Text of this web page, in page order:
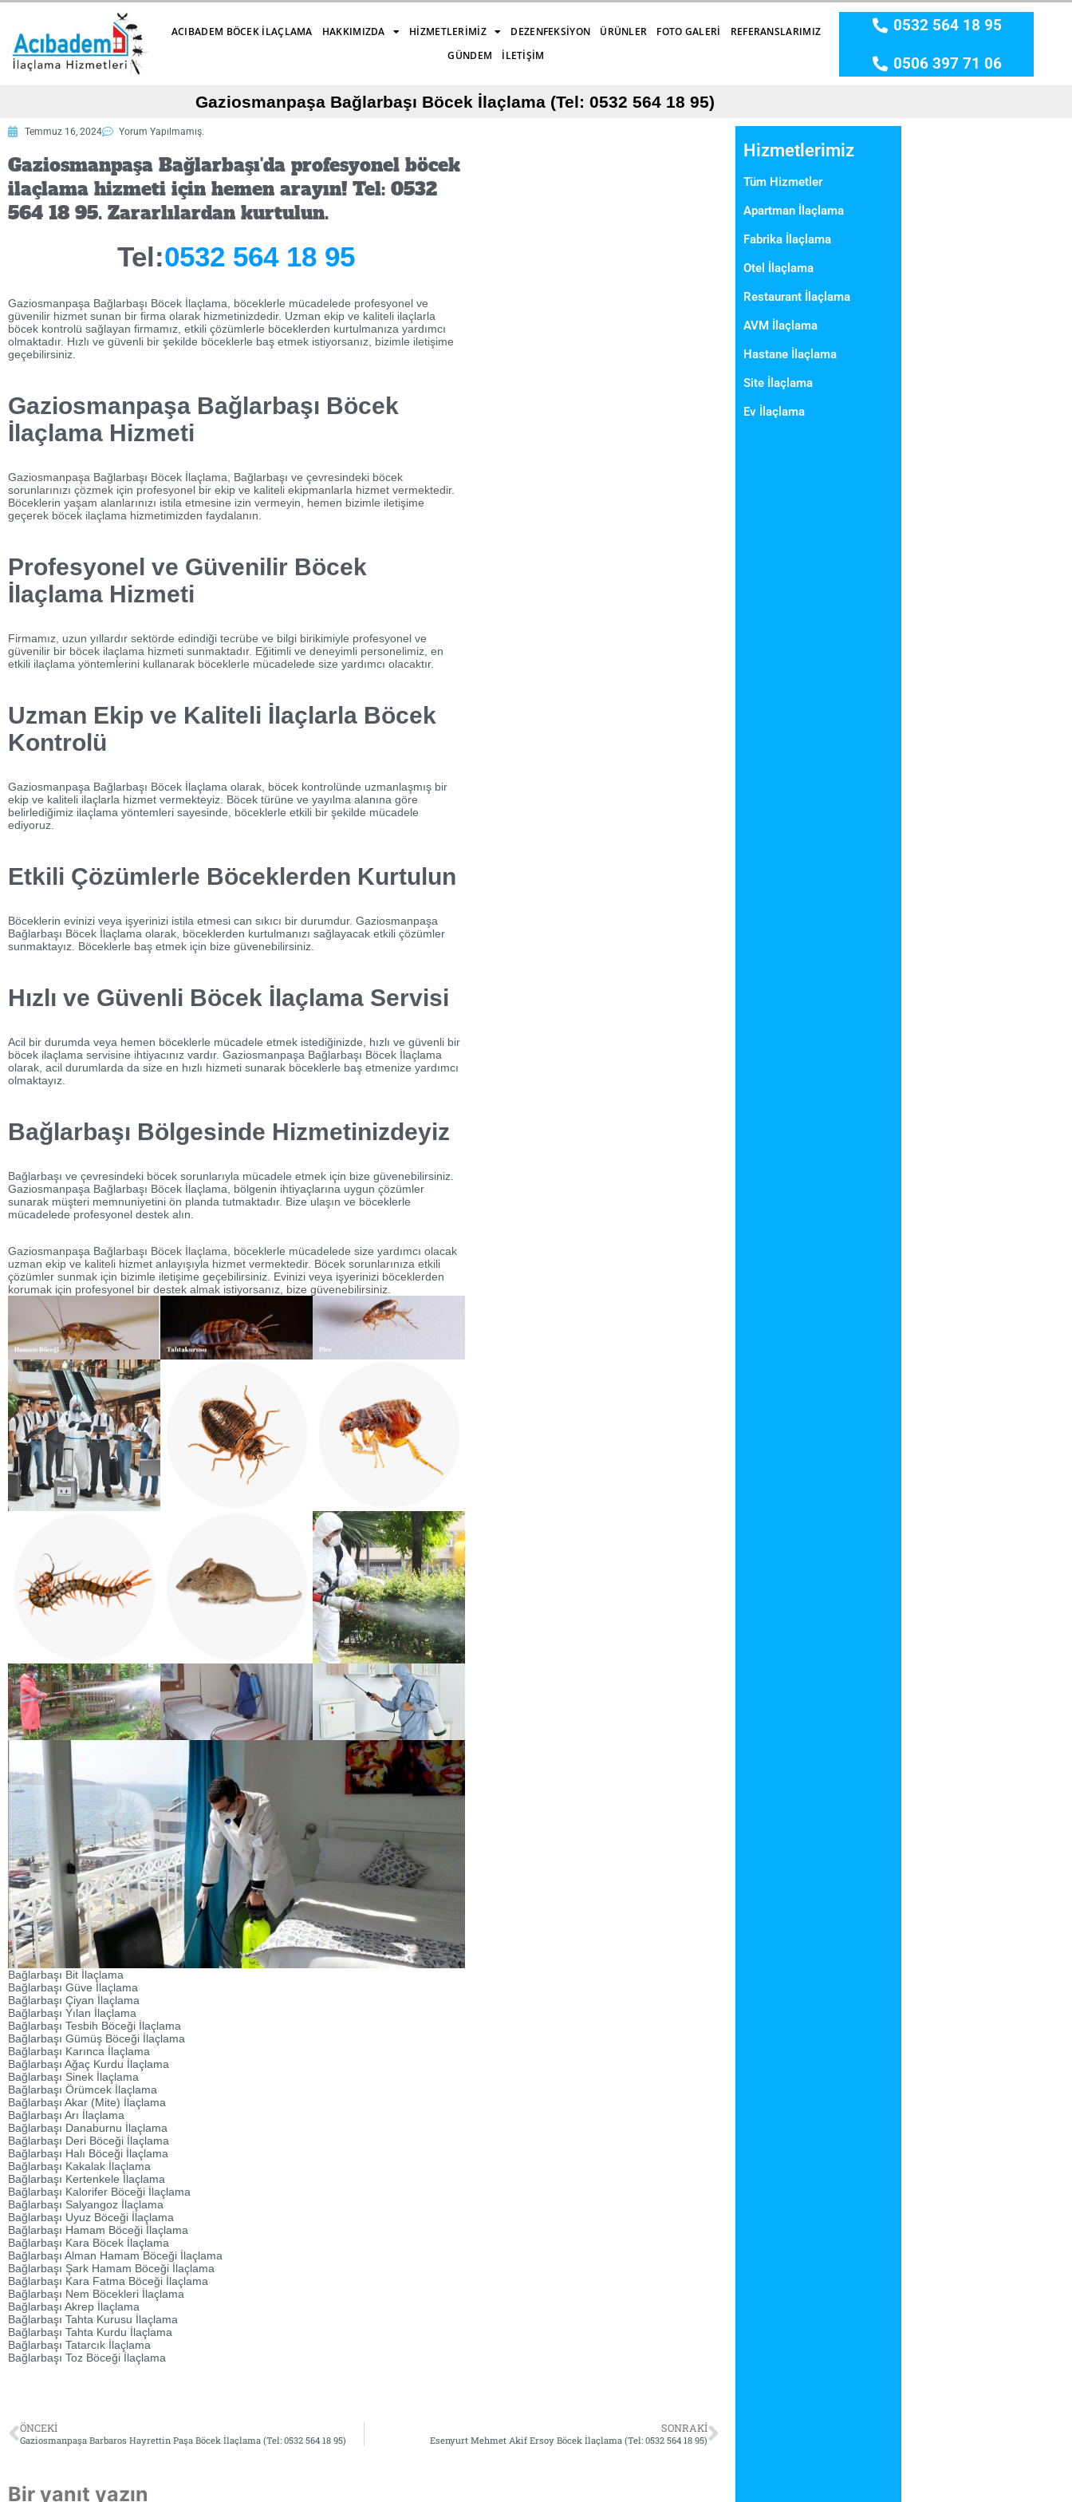
ACIBADEM BÖCEK İLAÇLAMA HAKKIMIZDA HIZMETLERIMIZ DEZENFEKSIYON ÜRÜNLER FOTO GALERI
REFERANSLARIMIZ
GÜNDEM
İLETIŞIM
0532 564 18 95
0506 397 71 06
Gaziosmanpaşa Bağlarbaşı Böcek İlaçlama (Tel: 0532 564 18 95)
Temmuz 16, 2024 Yorum Yapılmamış.
Gaziosmanpaşa Bağlarbaşı'da profesyonel böcek
ilaçlama hizmeti için hemen arayın! Tel: 0532
564 18 95. Zararlılardan kurtulun.
Tel:0532 564 18 95
Gaziosmanpaşa Bağlarbaşı Böcek İlaçlama, böceklerle mücadelede profesyonel ve
güvenilir hizmet sunan bir firma olarak hizmetinizdedir. Uzman ekip ve kaliteli ilaçlarla
böcek kontrolü sağlayan firmamız, etkili çözümlerle böceklerden kurtulmanıza yardımcı
olmaktadır. Hızlı ve güvenli bir şekilde böceklerle baş etmek istiyorsanız, bizimle iletişime
geçebilirsiniz.
Gaziosmanpaşa Bağlarbaşı Böcek
İlaçlama Hizmeti
Gaziosmanpaşa Bağlarbaşı Böcek İlaçlama, Bağlarbaşı ve çevresindeki böcek
sorunlarınızı çözmek için profesyonel bir ekip ve kaliteli ekipmanlarla hizmet vermektedir.
Böceklerin yaşam alanlarınızı istila etmesine izin vermeyin, hemen bizimle iletişime
geçerek böcek ilaçlama hizmetimizden faydalanın.
Profesyonel ve Güvenilir Böcek
İlaçlama Hizmeti
Firmamız, uzun yıllardır sektörde edindiği tecrübe ve bilgi birikimiyle profesyonel ve
güvenilir bir böcek ilaçlama hizmeti sunmaktadır. Eğitimli ve deneyimli personelimiz, en
etkili ilaçlama yöntemlerini kullanarak böceklerle mücadelede size yardımcı olacaktır.
Uzman Ekip ve Kaliteli İlaçlarla Böcek
Kontrolü
Gaziosmanpaşa Bağlarbaşı Böcek İlaçlama olarak, böcek kontrolünde uzmanlaşmış bir
ekip ve kaliteli ilaçlarla hizmet vermekteyiz. Böcek türüne ve yayılma alanına göre
belirlediğimiz ilaçlama yöntemleri sayesinde, böceklerle etkili bir şekilde mücadele
ediyoruz.
Etkili Çözümlerle Böceklerden Kurtulun
Böceklerin evinizi veya işyerinizi istila etmesi can sıkıcı bir durumdur. Gaziosmanpaşa
Bağlarbaşı Böcek İlaçlama olarak, böceklerden kurtulmanızı sağlayacak etkili çözümler
sunmaktayız. Böceklerle baş etmek için bize güvenebilirsiniz.
Hızlı ve Güvenli Böcek İlaçlama Servisi
Acil bir durumda veya hemen böceklerle mücadele etmek istediğinizde, hızlı ve güvenli bir
böcek ilaçlama servisine ihtiyacınız vardır. Gaziosmanpaşa Bağlarbaşı Böcek İlaçlama
olarak, acil durumlarda da size en hızlı hizmeti sunarak böceklerle baş etmenize yardımcı
olmaktayız.
Bağlarbaşı Bölgesinde Hizmetinizdeyiz
Bağlarbaşı ve çevresindeki böcek sorunlarıyla mücadele etmek için bize güvenebilirsiniz.
Gaziosmanpaşa Bağlarbaşı Böcek İlaçlama, bölgenin ihtiyaçlarına uygun çözümler
sunarak müşteri memnuniyetini ön planda tutmaktadır. Bize ulaşın ve böceklerle
mücadelede profesyonel destek alın.
Gaziosmanpaşa Bağlarbaşı Böcek İlaçlama, böceklerle mücadelede size yardımcı olacak
uzman ekip ve kaliteli hizmet anlayışıyla hizmet vermektedir. Böcek sorunlarınıza etkili
çözümler sunmak için bizimle iletişime geçebilirsiniz. Evinizi veya işyerinizi böceklerden
korumak için profesyonel bir destek almak istiyorsanız, bize güvenebilirsiniz.
Bağlarbaşı Bit İlaçlama
Bağlarbaşı Güve İlaçlama
Bağlarbaşı Çiyan İlaçlama
Bağlarbaşı Yılan İlaçlama
Bağlarbaşı Tesbih Böceği İlaçlama
Bağlarbaşı Gümüş Böceği İlaçlama
Bağlarbaşı Karınca İlaçlama
Bağlarbaşı Ağaç Kurdu İlaçlama
Bağlarbaşı Sinek İlaçlama
Bağlarbaşı Örümcek İlaçlama
Bağlarbaşı Akar (Mite) İlaçlama
Bağlarbaşı Arı İlaçlama
Bağlarbaşı Danaburnu İlaçlama
Bağlarbaşı Deri Böceği İlaçlama
Bağlarbaşı Halı Böceği İlaçlama
Bağlarbaşı Kakalak İlaçlama
Bağlarbaşı Kertenkele İlaçlama
Bağlarbaşı Kalorifer Böceği İlaçlama
Bağlarbaşı Salyangoz İlaçlama
Bağlarbaşı Uyuz Böceği İlaçlama
Bağlarbaşı Hamam Böceği İlaçlama
Bağlarbaşı Kara Böcek İlaçlama
Bağlarbaşı Alman Hamam Böceği İlaçlama
Bağlarbaşı Şark Hamam Böceği İlaçlama
Bağlarbaşı Kara Fatma Böceği İlaçlama
Bağlarbaşı Nem Böcekleri İlaçlama
Bağlarbaşı Akrep İlaçlama
Bağlarbaşı Tahta Kurusu İlaçlama
Bağlarbaşı Tahta Kurdu İlaçlama
Bağlarbaşı Tatarcık İlaçlama
Bağlarbaşı Toz Böceği İlaçlama
ÖNCEKI
Gaziosmanpaşa Barbaros Hayrettin Paşa Böcek İlaçlama (Tel: 0532 564 18 95)
SONRAKI
Esenyurt Mehmet Akif Ersoy Böcek İlaçlama (Tel: 0532 564 18 95)
Bir yanıt yazın
Hizmetlerimiz
Tüm Hizmetler
Apartman İlaçlama
Fabrika İlaçlama
Otel İlaçlama
Restaurant İlaçlama
AVM İlaçlama
Hastane İlaçlama
Site İlaçlama
Ev İlaçlama